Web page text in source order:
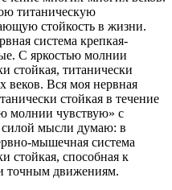
титаническую
стойкость в жизни.
система крепкая-
С яркостью молнии
стойкая, титанически
веков. Вся моя нервная
стойкая в течение
молнии чувствую» с
силой мысли думаю: в
мышечная система
стойкая, способная к
точным движениям.